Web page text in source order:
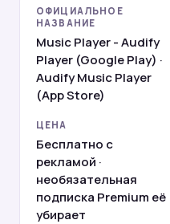
ОФИЦИАЛЬНОЕ
НАЗВАНИЕ
Music Player - Audify
Player (Google Play) ·
Audify Music Player
(App Store)
ЦЕНА
Бесплатно с
рекламой ·
необязательная
подписка Premium её
убирает